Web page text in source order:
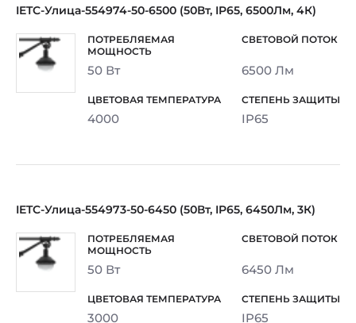
IETC-Улица-554974-50-6500 (50Вт, IP65, 6500Лм, 4К)
50 Вт 6500 Лм
4000 IP65
IETC-Улица-554973-50-6450 (50Вт, IP65, 6450Лм, 3К)
50 Вт 6450 Лм
3000 IP65